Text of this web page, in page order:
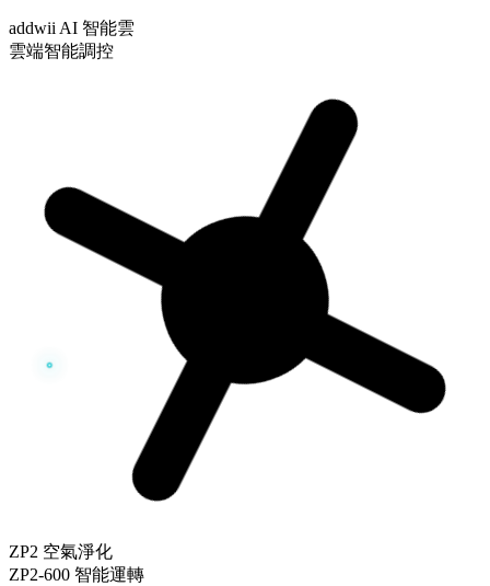
addwii AI 智能雲
雲端智能調控
ZP2 空氣淨化
ZP2-600 智能運轉